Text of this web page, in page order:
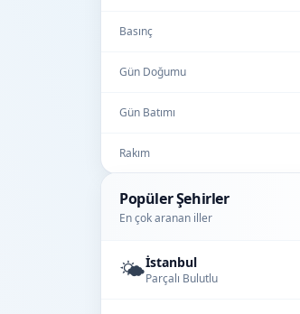
Basınç
Gün Doğumu
Gün Batımı
Rakım
Popüler Şehirler
En çok aranan iller
🌤️İstanbul
Parçalı Bulutlu